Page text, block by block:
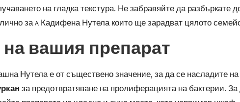
на гладка текстура. Не забравяйте да разбъркате
за a Кадифена Нутелакоито ще зарадват цялото
вашия препарат
Нутела е от съществено значение, за да се насладите
за предотвратяване на пролиферацията на бактерии.